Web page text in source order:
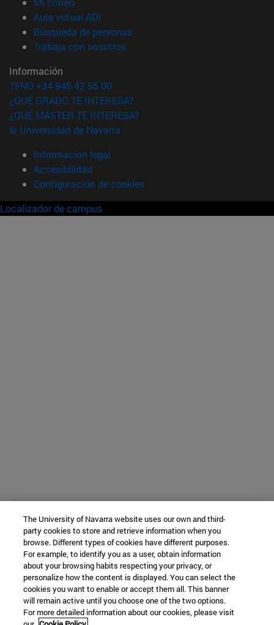
Aula virtual ADI
Búsqueda de personas(abre en nueva ventana)
Trabaja con nosotros(abre en nueva ventana)
Información
TFNO +34 948 42 56 00
¿QUÉ GRADO TE INTERESA?
¿QUÉ MÁSTER TE INTERESA?
© Universidad de Navarra
Información legal
Accesibilidad
Configuración de cookies
Localizador de campus
The University of Navarra website uses our own and third-
party cookies to store and retrieve information when you
browse. Different types of cookies have different purposes.
For example, to identify you as a user, obtain information
about your browsing habits respecting your privacy, or
personalize how the content is displayed. You can select the
cookies you want to enable or accept them all. This banner
will remain active until you choose one of the two options.
For more detailed information about our cookies, please visit